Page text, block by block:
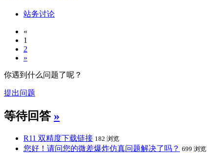
站务讨论
«
1
2
»
你遇到什么问题了呢？
提出问题
等待回答 »
R11 双精度下载链接 182 浏览
您好！请问您的微差爆炸仿真问题解决了吗？ 699 浏览